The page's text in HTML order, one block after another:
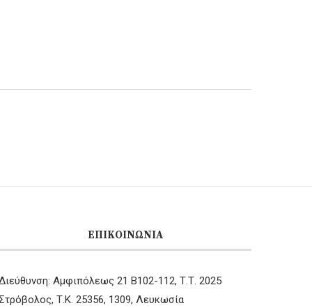
ΕΠΙΚΟΙΝΩΝΊΑ
Αμφιπόλεως 21 B102-112, Τ.Τ. 2025
Τ.Κ. 25356, 1309, Λευκωσία